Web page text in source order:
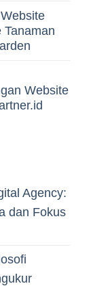
Tanaman
Website
Agency:
dan Fokus